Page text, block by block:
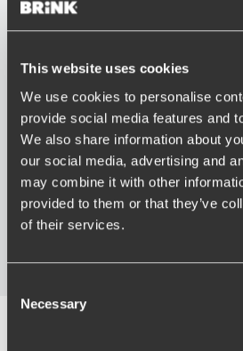
This website uses cookies
We use cookies to personalise
provide social media features and
We also share information about
our social media, advertising and
may combine it with other
provided to them or that they’ve
of their services.
Selection
Necessary
Vorteile von
Größter Sortiment
Speziell entwickelt und getestet
Sichere und zertifizierte
Montage in Ihrer Nähe
Verschiedene